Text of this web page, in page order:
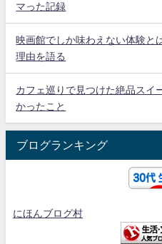
マった記録
映画館でしか味わえない体験と
理由を語る
カフェ巡りで見つけた絶品スイ
かったこと
ブログランキング
にほんブログ村